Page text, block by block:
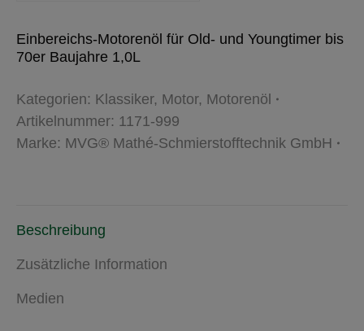
Einbereichs-Motorenöl für Old- und Youngtimer bis
70er Baujahre 1,0L
Kategorien: Klassiker, Motor, Motorenöl
Artikelnummer: 1171-999
Marke: MVG® Mathé-Schmierstofftechnik GmbH
Beschreibung
Zusätzliche Information
Medien